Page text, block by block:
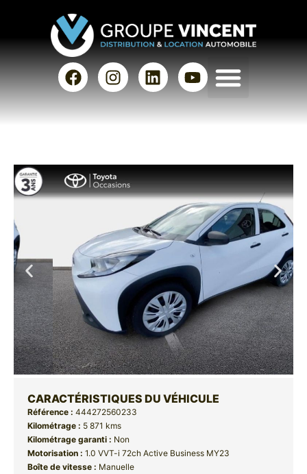
CARACTÉRISTIQUES DU VÉHICULE
Référence : 444272560233
Kilométrage : 5 871 kms
Kilométrage garanti : Non
Motorisation : 1.0 VVT-i 72ch Active Business MY23
Boîte de vitesse : Manuelle